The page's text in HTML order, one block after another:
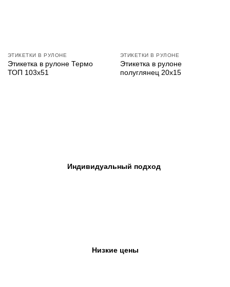
ЭТИКЕТКИ В РУЛОНЕ
Этикетка в рулоне Термо
ТОП 103х51
ЭТИКЕТКИ В РУЛОНЕ
Этикетка в рулоне
полуглянец 20х15
Индивидуальный подход
Низкие цены